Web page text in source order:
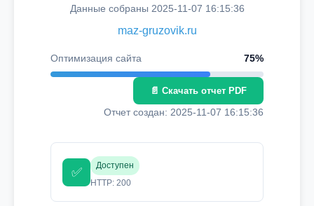
Данные собраны 2025-11-07 16:15:36
maz-gruzovik.ru
Оптимизация сайта 75%
📄 Скачать отчет PDF
Отчет создан: 2025-11-07 16:15:36
✅
Доступен
HTTP: 200